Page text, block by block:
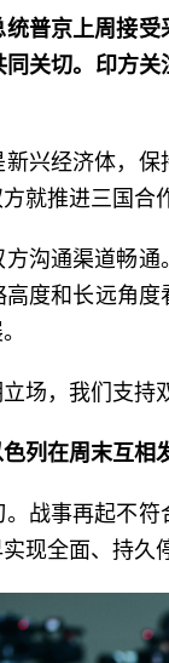
普京上周接
关切。印方
兴经济体，
就推进三国合
沟通渠道畅
度和长远角
场，我们支
列在周末互相
战事再起不
现全面、持